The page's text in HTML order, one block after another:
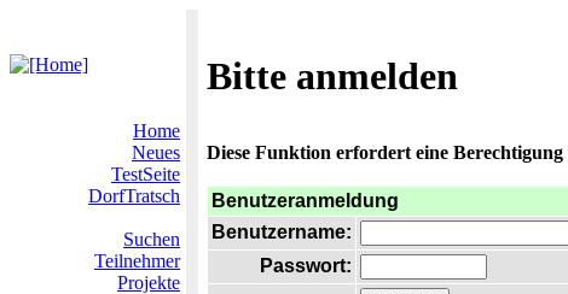
Bitte anmelden
Home
Neues
TestSeite
DorfTratsch
Suchen
Teilnehmer
Projekte
Diese Funktion erfordert eine
Benutzeranmeldung
Benutzername:
Passwort: